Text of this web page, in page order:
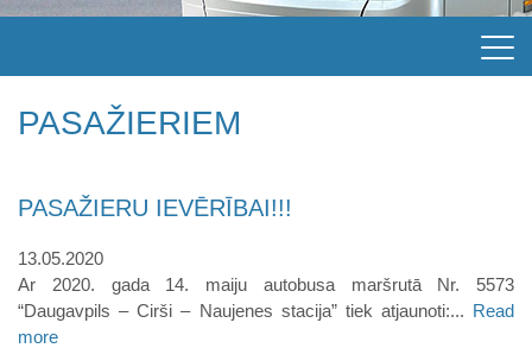
PASAŽIERIEM
PASAŽIERU IEVĒRĪBAI!!!
13.05.2020
Ar 2020. gada 14. maiju autobusa maršrutā Nr. 5573
“Daugavpils – Cirši – Naujenes stacija” tiek atjaunoti:... Read
more